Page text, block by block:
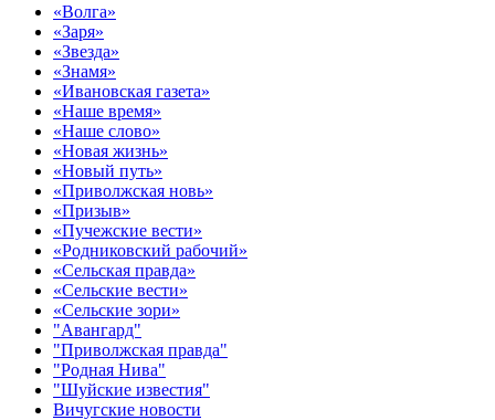
«Волга»
«Заря»
«Звезда»
«Знамя»
«Ивановская газета»
«Наше время»
«Наше слово»
«Новая жизнь»
«Новый путь»
«Приволжская новь»
«Призыв»
«Пучежские вести»
«Родниковский рабочий»
«Сельская правда»
«Сельские вести»
«Сельские зори»
"Авангард"
"Приволжская правда"
"Родная Нива"
"Шуйские известия"
Вичугские новости